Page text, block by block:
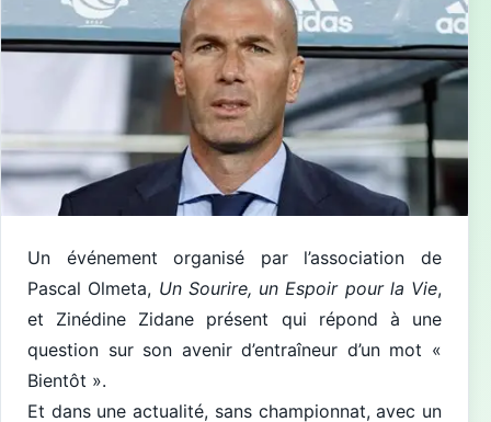
Un événement organisé par l’association de
Pascal Olmeta, Un Sourire, un Espoir pour la Vie,
et Zinédine Zidane présent qui répond à une
question sur son avenir d’entraîneur d’un mot «
Bientôt ».
Et dans une actualité, sans championnat, avec un